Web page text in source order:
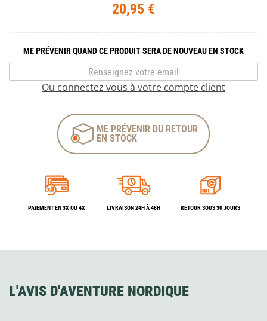
20,95 €
ME PRÉVENIR QUAND CE PRODUIT SERA DE NOUVEAU EN STOCK
Ou connectez vous à votre compte client
ME PRÉVENIR DU RETOUR
EN STOCK
PAIEMENT EN 3X OU 4X LIVRAISON 24H À 48H RETOUR SOUS 30 JOURS
L'AVIS D'AVENTURE NORDIQUE